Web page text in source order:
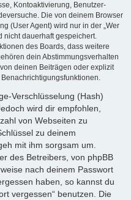
Kontoaktivierung, Benutzer-
Die von deinem Browser
(User Agent) wird nur in der „Wer
nicht dauerhaft gespeichert.
des Boards, dass weitere
dein Abstimmungsverhalten
deinen Beiträgen oder explizit
Verschlüsselung (Hash)
wird dir empfohlen,
von Webseiten zu
zu deinem
mit ihm sorgsam um.
des Betreibers, von phpBB
nach deinem Passwort
haben, so kannst du
vergessen“ benutzen. Die